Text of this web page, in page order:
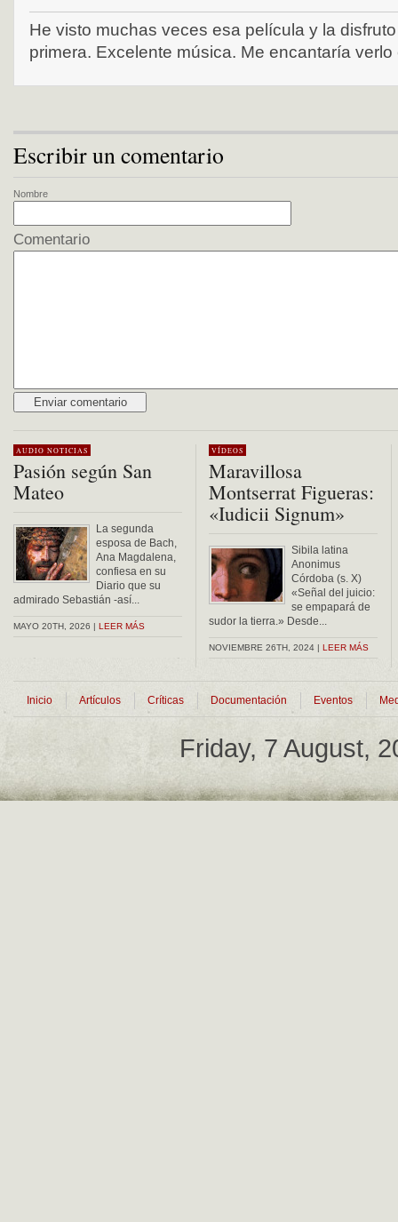
He visto muchas veces esa película y la
primera. Excelente música. Me encantaría verlo
Escribir un comentario
Nombre
Comentario
AUDIO NOTICIAS
Pasión según San
Mateo
La segunda
esposa de Bach,
Ana Magdalena,
confiesa en su
Diario que su
admirado Sebastián -así...
MAYO 20TH, 2026 | LEER MÁS
VÍDEOS
Maravillosa
Montserrat Figueras:
«Iudicii Signum»
Sibila latina
Anonimus
Córdoba (s. X)
«Señal del juicio:
se empapará de
sudor la tierra.» Desde...
NOVIEMBRE 26TH, 2024 | LEER MÁS
Inicio Artículos Críticas Documentación Eventos
Friday, 7 August,